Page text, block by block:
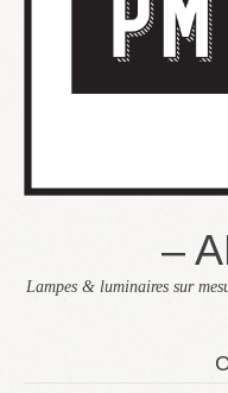
–
Lampes & luminaires sur